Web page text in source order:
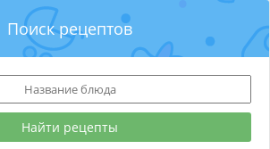
Поиск рецептов